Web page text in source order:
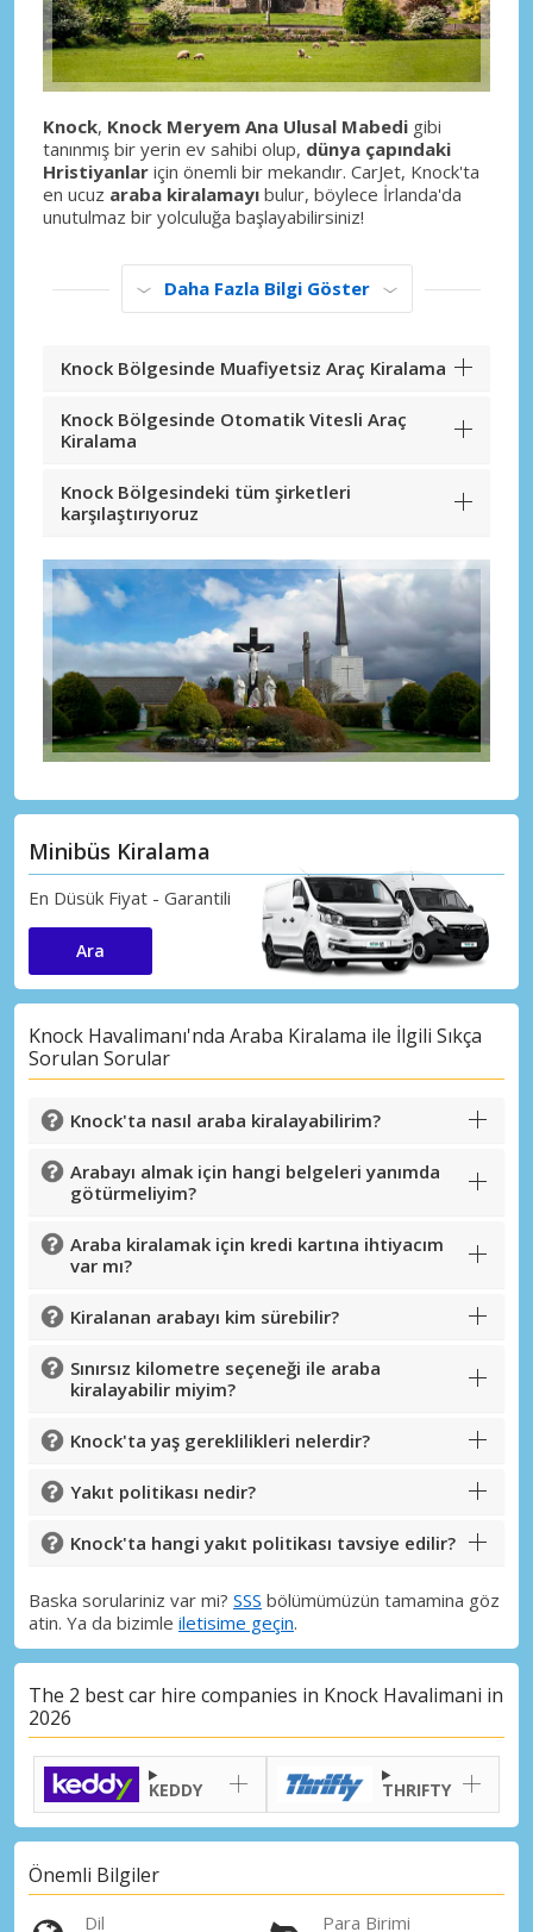
Knock, Knock Meryem Ana Ulusal Mabedi gibi
tanınmış bir yerin ev sahibi olup, dünya çapındaki
Hristiyanlar için önemli bir mekandır. CarJet, Knock'ta
en ucuz araba kiralamayı bulur, böylece İrlanda'da
unutulmaz bir yolculuğa başlayabilirsiniz!
Daha Fazla Bilgi Göster
Knock Bölgesinde Muafiyetsiz Araç Kiralama
Knock Bölgesinde Otomatik Vitesli Araç
Kiralama
Knock Bölgesindeki tüm şirketleri
karşılaştırıyoruz
Minibüs Kiralama
En Düsük Fiyat - Garantili
Ara
Knock Havalimanı'nda Araba Kiralama ile İlgili Sıkça
Sorulan Sorular
Knock'ta nasıl araba kiralayabilirim?
Arabayı almak için hangi belgeleri yanımda
götürmeliyim?
Araba kiralamak için kredi kartına ihtiyacım
var mı?
Kiralanan arabayı kim sürebilir?
Sınırsız kilometre seçeneği ile araba
kiralayabilir miyim?
Knock'ta yaş gereklilikleri nelerdir?
Yakıt politikası nedir?
Knock'ta hangi yakıt politikası tavsiye edilir?
Baska sorulariniz var mi? SSS bölümümüzün tamamina göz
atin. Ya da bizimle iletisime geçin.
The 2 best car hire companies in Knock Havalimani in
2026
KEDDY THRIFTY
Önemli Bilgiler
Dil Para Birimi